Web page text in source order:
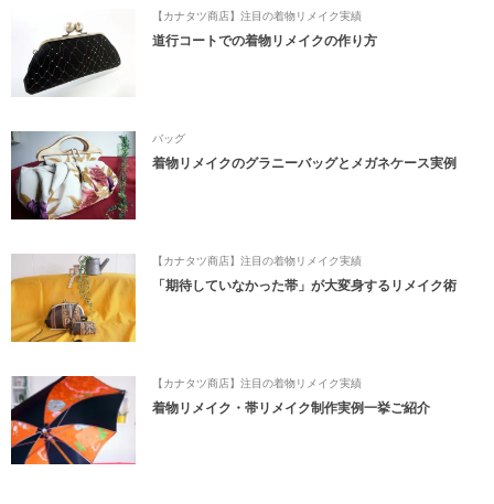
【カナタツ商店】注目の着物リメイク実績
道行コートでの着物リメイクの作り方
バッグ
着物リメイクのグラニーバッグとメガネケース実例
【カナタツ商店】注目の着物リメイク実績
「期待していなかった帯」が大変身するリメイク術
【カナタツ商店】注目の着物リメイク実績
着物リメイク・帯リメイク制作実例一挙ご紹介